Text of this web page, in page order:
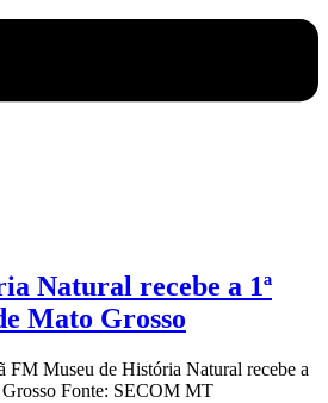
Natural recebe a 1ª
Mato Grosso
FM Museu de História Natural recebe a
Grosso Fonte: SECOM MT